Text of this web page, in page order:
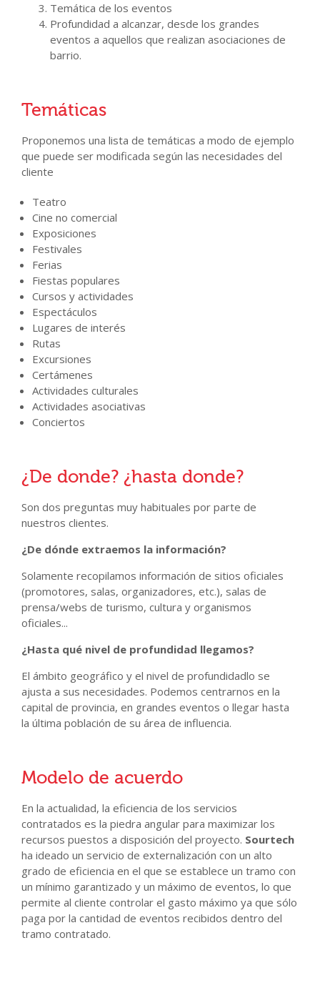
Temática de los eventos
Profundidad a alcanzar, desde los grandes
eventos a aquellos que realizan asociaciones de
barrio.
Temáticas
Proponemos una lista de temáticas a modo de ejemplo
que puede ser modificada según las necesidades del
cliente
Teatro
Cine no comercial
Exposiciones
Festivales
Ferias
Fiestas populares
Cursos y actividades
Espectáculos
Lugares de interés
Rutas
Excursiones
Certámenes
Actividades culturales
Actividades asociativas
Conciertos
¿De donde? ¿hasta donde?
Son dos preguntas muy habituales por parte de
nuestros clientes.
¿De dónde extraemos la información?
Solamente recopilamos información de sitios oficiales
(promotores, salas, organizadores, etc.), salas de
prensa/webs de turismo, cultura y organismos
oficiales...
¿Hasta qué nivel de profundidad llegamos?
El ámbito geográfico y el nivel de profundidadlo se
ajusta a sus necesidades. Podemos centrarnos en la
capital de provincia, en grandes eventos o llegar hasta
la última población de su área de influencia.
Modelo de acuerdo
En la actualidad, la eficiencia de los servicios
contratados es la piedra angular para maximizar los
recursos puestos a disposición del proyecto. Sourtech
ha ideado un servicio de externalización con un alto
grado de eficiencia en el que se establece un tramo con
un mínimo garantizado y un máximo de eventos, lo que
permite al cliente controlar el gasto máximo ya que sólo
paga por la cantidad de eventos recibidos dentro del
tramo contratado.